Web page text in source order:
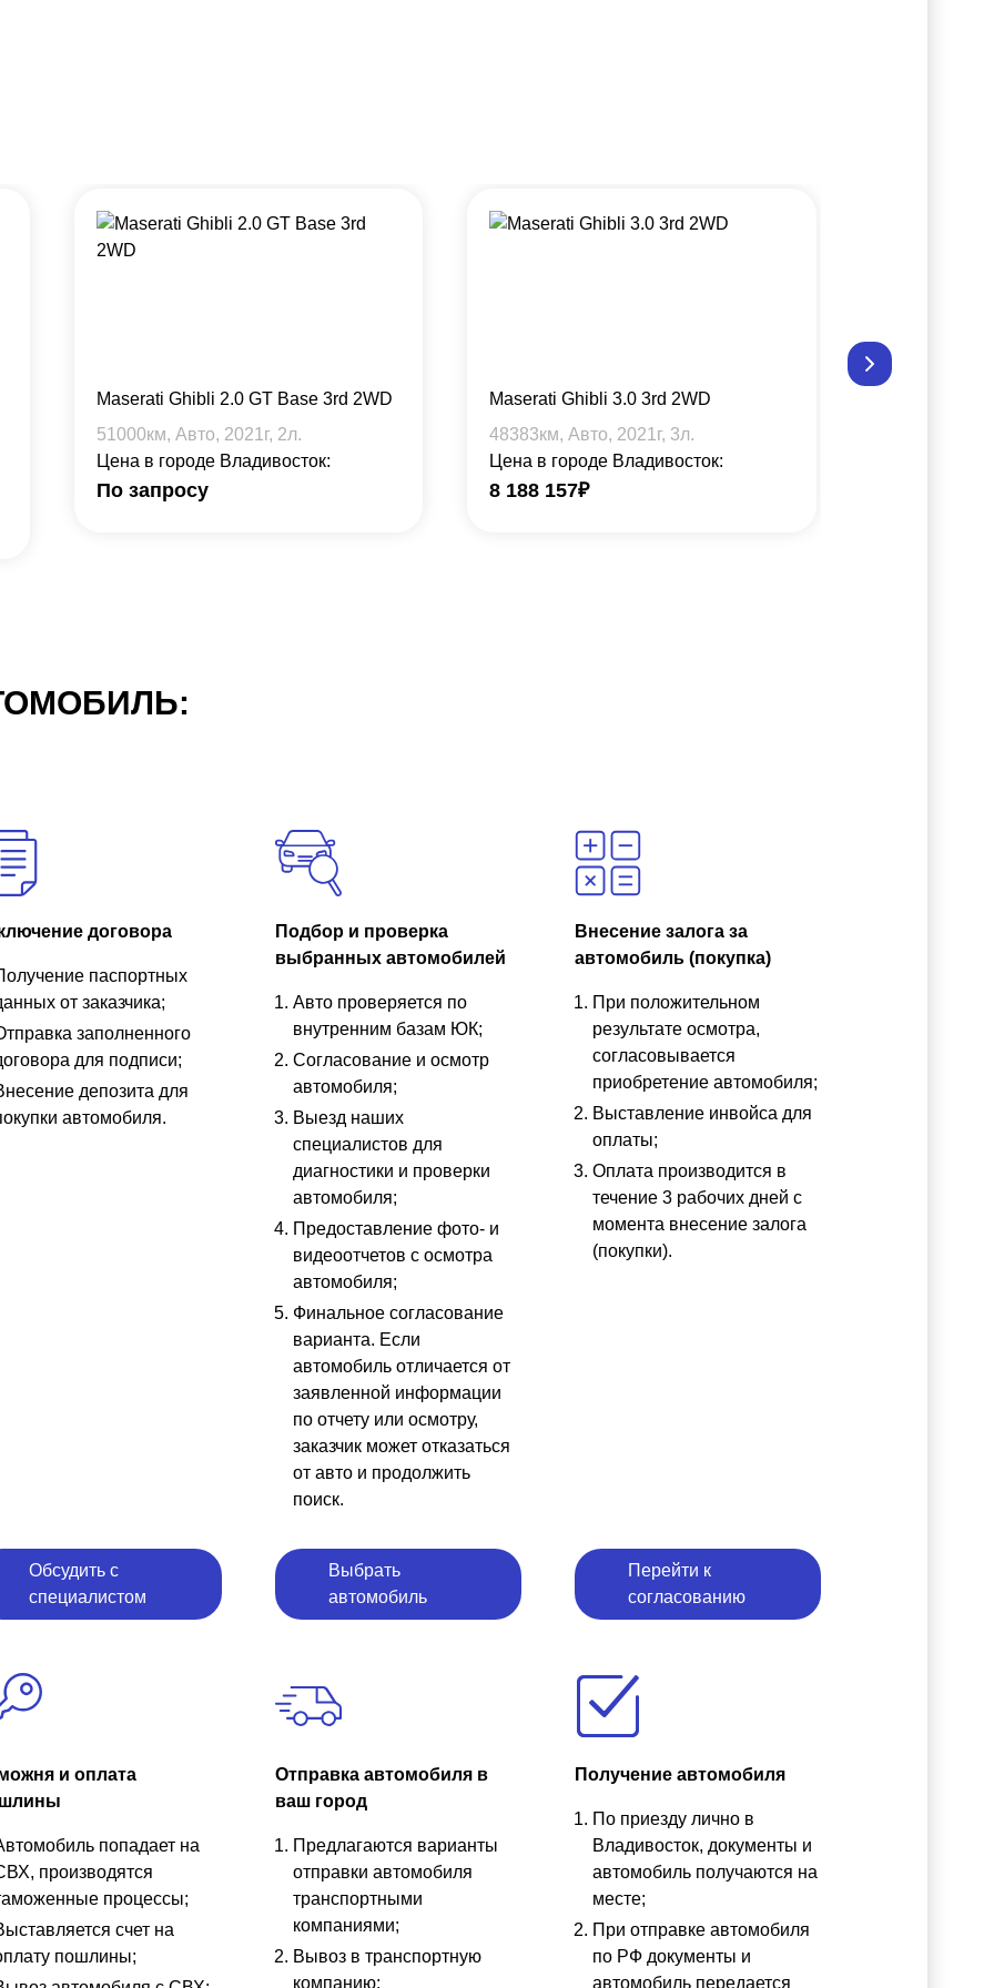
Maserati Ghibli 2.0 GT Base 3rd 2WD
51000км, Авто, 2021 г, 2л.
Цена в городе Владивосток:
По запросу
Maserati Ghibli 3.0 3rd 2WD
48383км, Авто, 2021 г, 3л.
Цена в городе Владивосток:
8 188 157₽
договора
паспортных
от заказчика;
заполненного
для подписи;
депозита для
автомобиля.
Обсудить с
специалистом
Подбор и проверка
выбранных автомобилей
Авто проверяется по
внутренним базам ЮК;
Согласование и осмотр
автомобиля;
Выезд наших
специалистов для
диагностики и проверки
автомобиля;
Предоставление фото- и
видеоотчетов с осмотра
автомобиля;
Финальное согласование
варианта. Если
автомобиль отличается от
заявленной информации
по отчету или осмотру,
заказчик может отказаться
от авто и продолжить
поиск.
Выбрать
автомобиль
Внесение залога за
автомобиль (покупка)
При положительном
результате осмотра,
согласовывается
приобретение автомобиля;
Выставление инвойса для
оплаты;
Оплата производится в
течение 3 рабочих дней с
момента внесение залога
(покупки).
Перейти к
согласованию
и оплата
попадает на
производятся
процессы;
счет на
пошлины;
Отправка автомобиля в
ваш город
Предлагаются варианты
отправки автомобиля
транспортными
компаниями;
Вывоз в транспортную
компанию;
Получение автомобиля
По приезду лично в
Владивосток, документы и
автомобиль получаются на
месте;
При отправке автомобиля
по РФ документы и
автомобиль передается